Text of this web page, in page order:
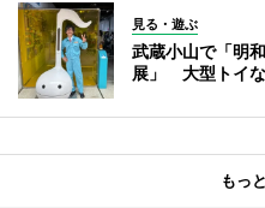
見る・遊ぶ
武蔵小山で「明
展」 大型トイ
もっ